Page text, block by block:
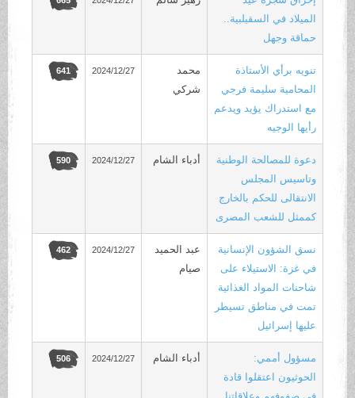
الميلاد في السقيلبية..
حماقة وجهل
تنويه برأي الأستاذة
المحامية سليمة فرجي
مع استدراك يؤيد ويدعم
رأيها الوجيه
محمد
شركي
2024/12/27
641
دعوة للمصالحة الوطنية
وتاسيس المجلس
الانتقالى للحكم بالخارج
كممثل للشعب المصرى
أدباء الشام 2024/12/27
590
نسق الشؤون الإنسانية
في غزة: الاستيلاء على
شاحنات المواد الغذائية
تمت في مناطق تسيطر
عليها إسرائيل
عبد الحميد
صيام
2024/12/27
462
مسؤول أممي:
الحوثيون اعتقلوا قادة
أدباء الشام 2024/12/27
506